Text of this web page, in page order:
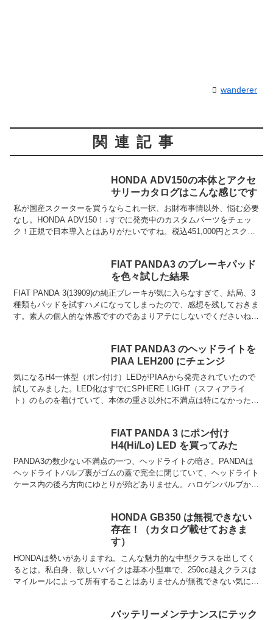
wanderer
関連記事
HONDA ADV150の本体とアクセ
サリーカタログはこんな感じです
私が国産スクーターを買うならこれ一択、お財布事情以外、悩む必要
なし。HONDA ADV150！↓すでに発売中のカスタムパーツをチェッ
ク！正規で日本導入とはありがたいですね。税込451,000円とスクー
FIAT PANDA3 のブレーキパッド
を色々試した結果
FIAT PANDA 3(13909)の純正ブレーキが気に入らなすぎて、結局、3
種類もパッドを試すハメになってしまったので、感想を残しておきま
す。素人の個人的な体感ですのであまりアテにしないでくださいね。
FIAT PANDA3 のヘッドライトを
PIAA LEH200 にチェンジ
気になるH4一体型（ポン付け）LEDがPIAAから発売されていたので
試してみました。LED化はすでにSPHERE LIGHT（スフィアライ
ト）のものを着けていて、本体の重さ以外に不満点は特になかったの
FIAT PANDA 3 にポン付け
H4(Hi/Lo) LED を買ってみた
PANDA3の数少ない不満点の一つ、ヘッドライトの暗さ。PANDAは
ヘッドライトバルブ裏がゴムの蓋で完全に閉じていて、ヘッドライト
ケース内の後ろ方向にゆとりが殆どありません。ハロゲンバルブから
HONDA GB350 は無視できない
存在！（カタログ載せておきま
す）
HONDAは勢いがありますね。こんな魅力的な中型クラスを出してく
るとは。私自身、欲しいバイクは基本小型車で、250cc越えクラスは
マイルールによって所有することはありませんが無視できない気にな
バッテリーメンテナンスにテック